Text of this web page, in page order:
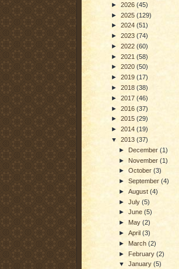
► 2026 (45)
► 2025 (129)
► 2024 (51)
► 2023 (74)
► 2022 (60)
► 2021 (58)
► 2020 (50)
► 2019 (17)
► 2018 (38)
► 2017 (46)
► 2016 (37)
► 2015 (29)
► 2014 (19)
▼ 2013 (37)
► December(1)
► November(1)
►October(3)
►September(4)
►August(4)
►July(5)
►June(5)
► May(2)
►April(3)
► March(2)
►February(2)
▼January(5)